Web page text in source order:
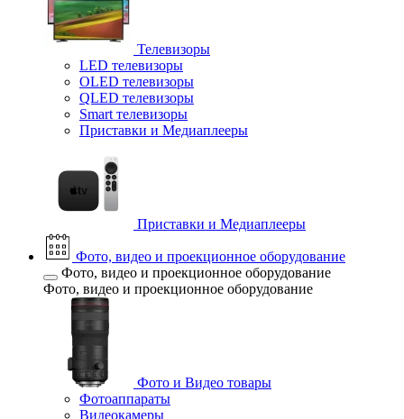
Телевизоры
LED телевизоры
OLED телевизоры
QLED телевизоры
Smart телевизоры
Приставки и Медиаплееры
Приставки и Медиаплееры
Фото, видео и проекционное оборудование
Фото, видео и проекционное оборудование
Фото, видео и проекционное оборудование
Фото и Видео товары
Фотоаппараты
Видеокамеры